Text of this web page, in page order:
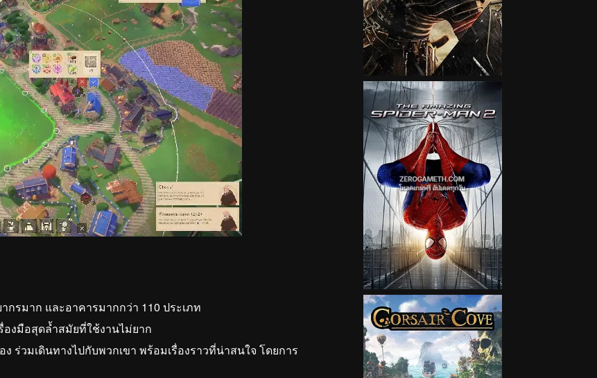
กรมาก และอาคารมากกว่า 110 ประเภท
องมือสุดล้ำสมัยที่ใช้งานไม่ยาก
ร่วมเดินทางไปกับพวกเขา พร้อมเรื่องราวที่น่าสนใจ โดยการ